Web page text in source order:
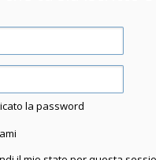
la password